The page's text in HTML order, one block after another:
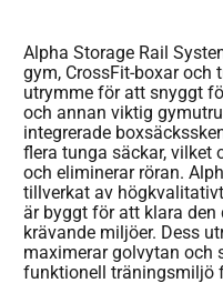
Alpha Storage Rail
gym, CrossFit-boxar och
utrymme för att snyggt
och annan viktig
integrerade
flera tunga säckar, vilket
och eliminerar röran.
tillverkat av
är byggt för att klara
krävande miljöer. Dess
maximerar golvytan och
funktionell träningsmiljö